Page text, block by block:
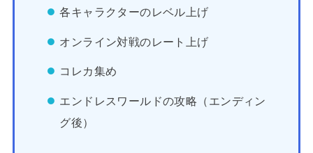
各キャラクターのレベル上げ
オンライン対戦のレート上げ
コレカ集め
エンドレスワールドの攻略（エンディン
グ後）